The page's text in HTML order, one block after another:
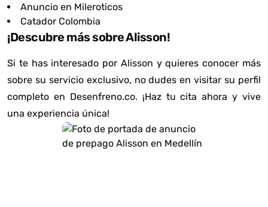
Anuncio en Mileroticos
Catador Colombia
¡Descubre más sobre Alisson!
Si te has interesado por Alisson y quieres conocer más
sobre su servicio exclusivo, no dudes en visitar su perfil
completo en Desenfreno.co. ¡Haz tu cita ahora y vive
una experiencia única!